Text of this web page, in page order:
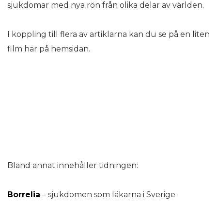
sjukdomar med nya rön från olika delar av världen.
I koppling till flera av artiklarna kan du se på en liten
film här på hemsidan.
Bland annat innehåller tidningen:
Borrelia – sjukdomen som läkarna i Sverige